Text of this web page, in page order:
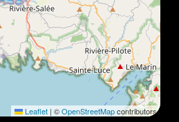
Leaflet | ©OpenStreetMapcontributors